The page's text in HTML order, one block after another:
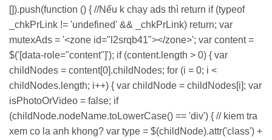
[]).push(function () { //Nếu k chạy ads thì return if (typeof
_chkPrLink != 'undefined' && _chkPrLink) return; var
mutexAds = '<zone id="l2srqb41"></zone>'; var content =
$('[data-role="content"]'); if (content.length > 0) { var
childNodes = content[0].childNodes; for (i = 0; i <
childNodes.length; i++) { var childNode = childNodes[i]; var
isPhotoOrVideo = false; if
(childNode.nodeName.toLowerCase() == 'div') { // kiem tra
xem co la anh khong? var type = $(childNode).attr('class') +